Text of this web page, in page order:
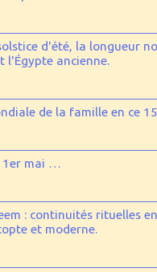
d'été, la longueur
l'Égypte ancienne.
de la famille en ce
1er mai …
: continuités rituelles
et moderne.